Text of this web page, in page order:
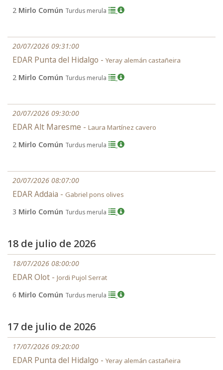
2 Mirlo Común Turdus merula
20/07/2026 09:31:00
EDAR Punta del Hidalgo - Yeray alemán castañeira
2 Mirlo Común Turdus merula
20/07/2026 09:30:00
EDAR Alt Maresme - Laura Martínez cavero
2 Mirlo Común Turdus merula
20/07/2026 08:07:00
EDAR Addaia - Gabriel pons olives
3 Mirlo Común Turdus merula
18 de julio de 2026
18/07/2026 08:00:00
EDAR Olot - Jordi Pujol Serrat
6 Mirlo Común Turdus merula
17 de julio de 2026
17/07/2026 09:20:00
EDAR Punta del Hidalgo - Yeray alemán castañeira